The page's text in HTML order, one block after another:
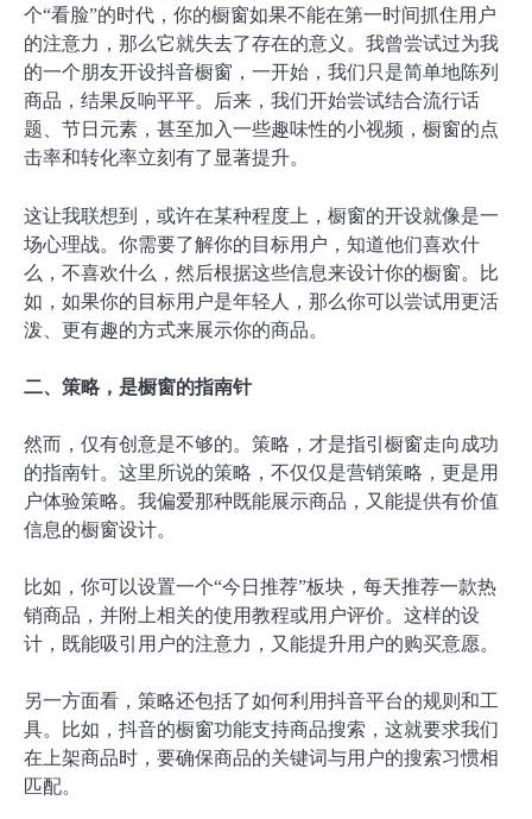
个“看脸”的时代，你的橱窗如果不能在第一时间抓住用户
的注意力，那么它就失去了存在的意义。我曾尝试过为我
的一个朋友开设抖音橱窗，一开始，我们只是简单地陈列
商品，结果反响平平。后来，我们开始尝试结合流行话
题、节日元素，甚至加入一些趣味性的小视频，橱窗的点
击率和转化率立刻有了显著提升。
这让我联想到，或许在某种程度上，橱窗的开设就像是一
场心理战。你需要了解你的目标用户，知道他们喜欢什
么，不喜欢什么，然后根据这些信息来设计你的橱窗。比
如，如果你的目标用户是年轻人，那么你可以尝试用更活
泼、更有趣的方式来展示你的商品。
二、策略，是橱窗的指南针
然而，仅有创意是不够的。策略，才是指引橱窗走向成功
的指南针。这里所说的策略，不仅仅是营销策略，更是用
户体验策略。我偏爱那种既能展示商品，又能提供有价值
信息的橱窗设计。
比如，你可以设置一个“今日推荐”板块，每天推荐一款热
销商品，并附上相关的使用教程或用户评价。这样的设
计，既能吸引用户的注意力，又能提升用户的购买意愿。
另一方面看，策略还包括了如何利用抖音平台的规则和工
具。比如，抖音的橱窗功能支持商品搜索，这就要求我们
在上架商品时，要确保商品的关键词与用户的搜索习惯相
匹配。